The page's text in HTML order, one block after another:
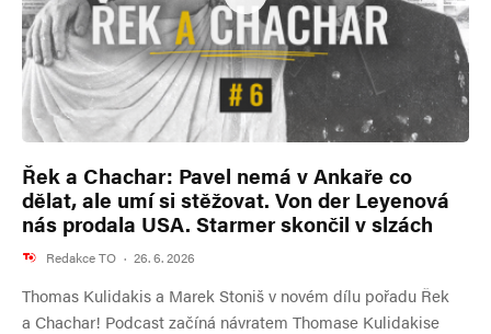
Řek a Chachar: Pavel nemá v Ankaře co
dělat, ale umí si stěžovat. Von der Leyenová
nás prodala USA. Starmer skončil v slzách
Redakce TO · 26. 6. 2026
Thomas Kulidakis a Marek Stoniš v novém dílu pořadu Řek
a Chachar! Podcast začíná návratem Thomase Kulidakise